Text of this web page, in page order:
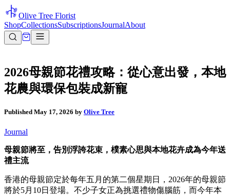
Olive Tree Florist
ShopCollectionsSubscriptionsJournalAbout
2026母親節花禮攻略：從心意出發，本地
花農與環保包裝成新寵
Published May 17, 2026 by Olive Tree
Journal
母親節將至，告別浮誇花束，樸素心思與本地花卉成為今年送
禮主流
香港的母親節定於每年五月的第二個星期日，2026年的母親節
將於5月10日登場。不少子女正為挑選禮物傷腦筋，而今年本